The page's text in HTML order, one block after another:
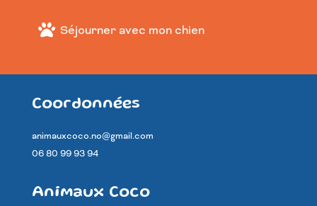
Séjourner avec mon chien
Coordonnées
animauxcoco.no@gmail.com
06 80 99 93 94
Animaux Coco